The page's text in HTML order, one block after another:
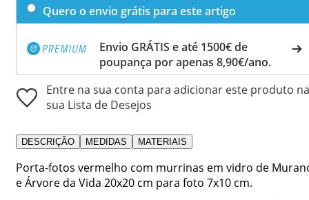
Quero o envio grátis para este artigo
Envio GRÁTIS e até 1500€ de
poupança por apenas 8,90€/ano.
Entre na sua conta para adicionar este produto na
sua Lista de Desejos
DESCRIÇÃO MEDIDAS MATERIAIS
Porta-fotos vermelho com murrinas em vidro de
e Árvore da Vida 20x20 cm para foto 7x10 cm.